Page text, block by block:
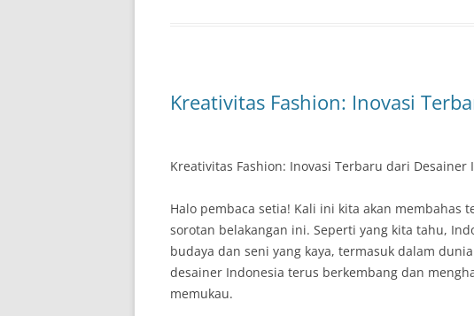
Kreativitas Fashion: Inovasi
Kreativitas Fashion: Inovasi Terbaru dari Desainer
Halo pembaca setia! Kali ini kita akan membahas
sorotan belakangan ini. Seperti yang kita tahu,
budaya dan seni yang kaya, termasuk dalam
desainer Indonesia terus berkembang dan
memukau.